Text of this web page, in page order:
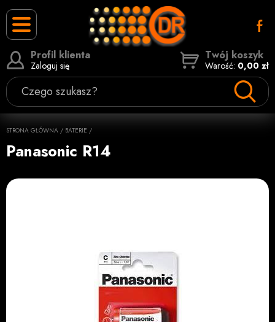
Czego szukasz?
Profil klienta
Zaloguj się
Twój koszyk
Warość: 0,00 zł
STRONA GŁÓWNA / BATERIE /
Panasonic R14